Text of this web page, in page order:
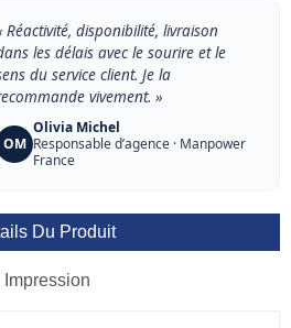
Réactivité, disponibilité, livraison
les délais avec le sourire et le
du service client. Je la
vivement. »
OM
Olivia Michel
Responsable d’agence · Manpower
France
Du Produit
Impression